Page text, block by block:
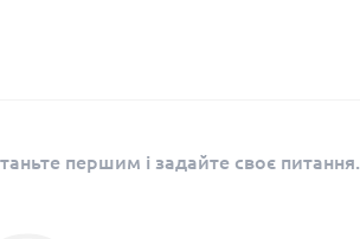
першим і задайте своє питання.